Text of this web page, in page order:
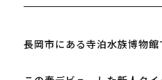
長岡市にある寺泊水族博物館